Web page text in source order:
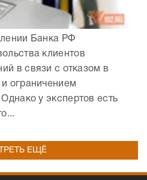
Банка РФ
клиентов
в связи с отказом в
ограничением
у экспертов есть
ЕЩЁ